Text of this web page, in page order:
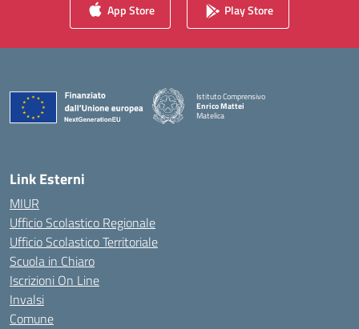
App Store Play Store
Istituto Comprensivo
Enrico Mattei
Matelica
Link Esterni
MIUR
Ufficio Scolastico Regionale
Ufficio Scolastico Territoriale
Scuola in Chiaro
Iscrizioni On Line
Invalsi
Comune